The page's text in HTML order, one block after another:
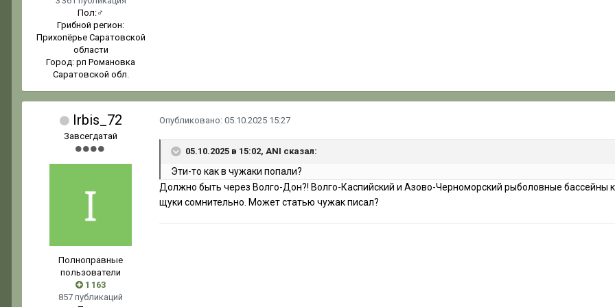
Пол:♂
Грибной регион:
Прихопёрье Саратовской
области
Город: рп Романовка
Саратовской обл.
Irbis_72
Завсегдатай
Полноправные
пользователи
1 163
857 публикаций
Опубликовано: 05.10.2025 15:27
05.10.2025 в 15:02, ANI сказал:
Эти-то как в чужаки попали?
Должно быть через Волго-Дон?! Волго-Каспийский и Азово-Черноморский рыболовные бассейны
щуки сомнительно. Может статью чужак писал?